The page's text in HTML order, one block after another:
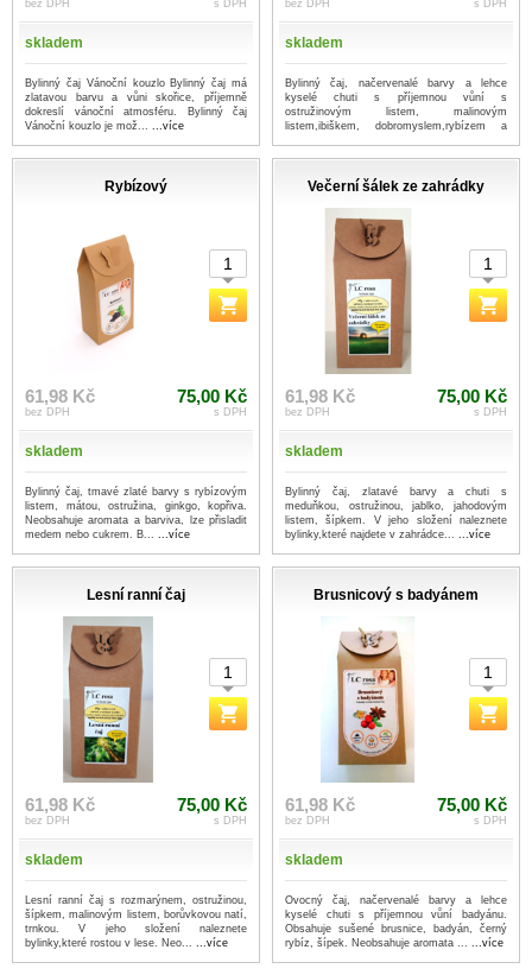
bez DPH s DPH
skladem
Bylinný čaj Vánoční kouzlo Bylinný čaj má
zlatavou barvu a vůni skořice, příjemně
dokreslí vánoční atmosféru. Bylinný čaj
Vánoční kouzlo je mož... ...více
bez DPH s DPH
skladem
Bylinný čaj, načervenalé barvy a lehce
kyselé chuti s příjemnou vůní s
ostružinovým listem, malinovým
listem,ibiškem, dobromyslem,rybízem a
Rybízový
61,98 Kč
bez DPH
75,00 Kč
s DPH
skladem
Bylinný čaj, tmavé zlaté barvy s rybízovým
listem, mátou, ostružina, ginkgo, kopřiva.
Neobsahuje aromata a barviva, lze přisladit
medem nebo cukrem. B... ...více
Večerní šálek ze zahrádky
61,98 Kč
bez DPH
75,00 Kč
s DPH
skladem
Bylinný čaj, zlatavé barvy a chuti s
meduňkou, ostružinou, jablko, jahodovým
listem, šípkem. V jeho složení naleznete
bylinky,které najdete v zahrádce... ...více
Lesní ranní čaj
61,98 Kč
bez DPH
75,00 Kč
s DPH
skladem
Lesní ranní čaj s rozmarýnem, ostružinou,
šípkem, malinovým listem, borůvkovou natí,
trnkou. V jeho složení naleznete
bylinky,které rostou v lese. Neo... ...více
Brusnicový s badyánem
61,98 Kč
bez DPH
75,00 Kč
s DPH
skladem
Ovocný čaj, načervenalé barvy a lehce
kyselé chuti s příjemnou vůní badyánu.
Obsahuje sušené brusnice, badyán, černý
rybíz, šípek. Neobsahuje aromata ... ...více